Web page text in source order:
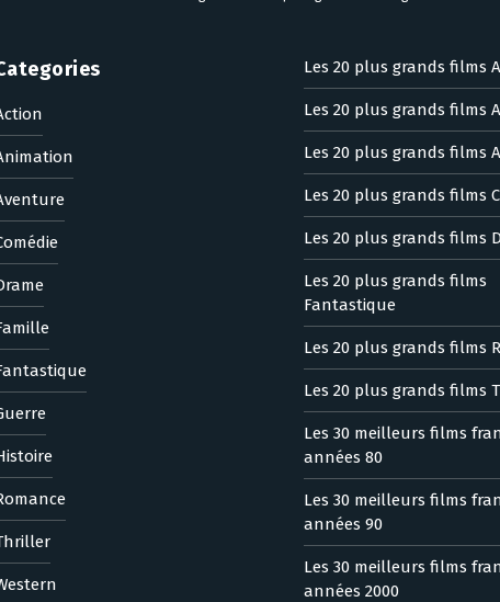
Les 20 plus grands films
Les 20 plus grands films
Les 20 plus grands films
Les 20 plus grands films
Les 20 plus grands films
Les 20 plus grands films
Fantastique
Les 20 plus grands films
Les 20 plus grands films
Les 30 meilleurs films
années 80
Les 30 meilleurs films
années 90
Les 30 meilleurs films
années 2000